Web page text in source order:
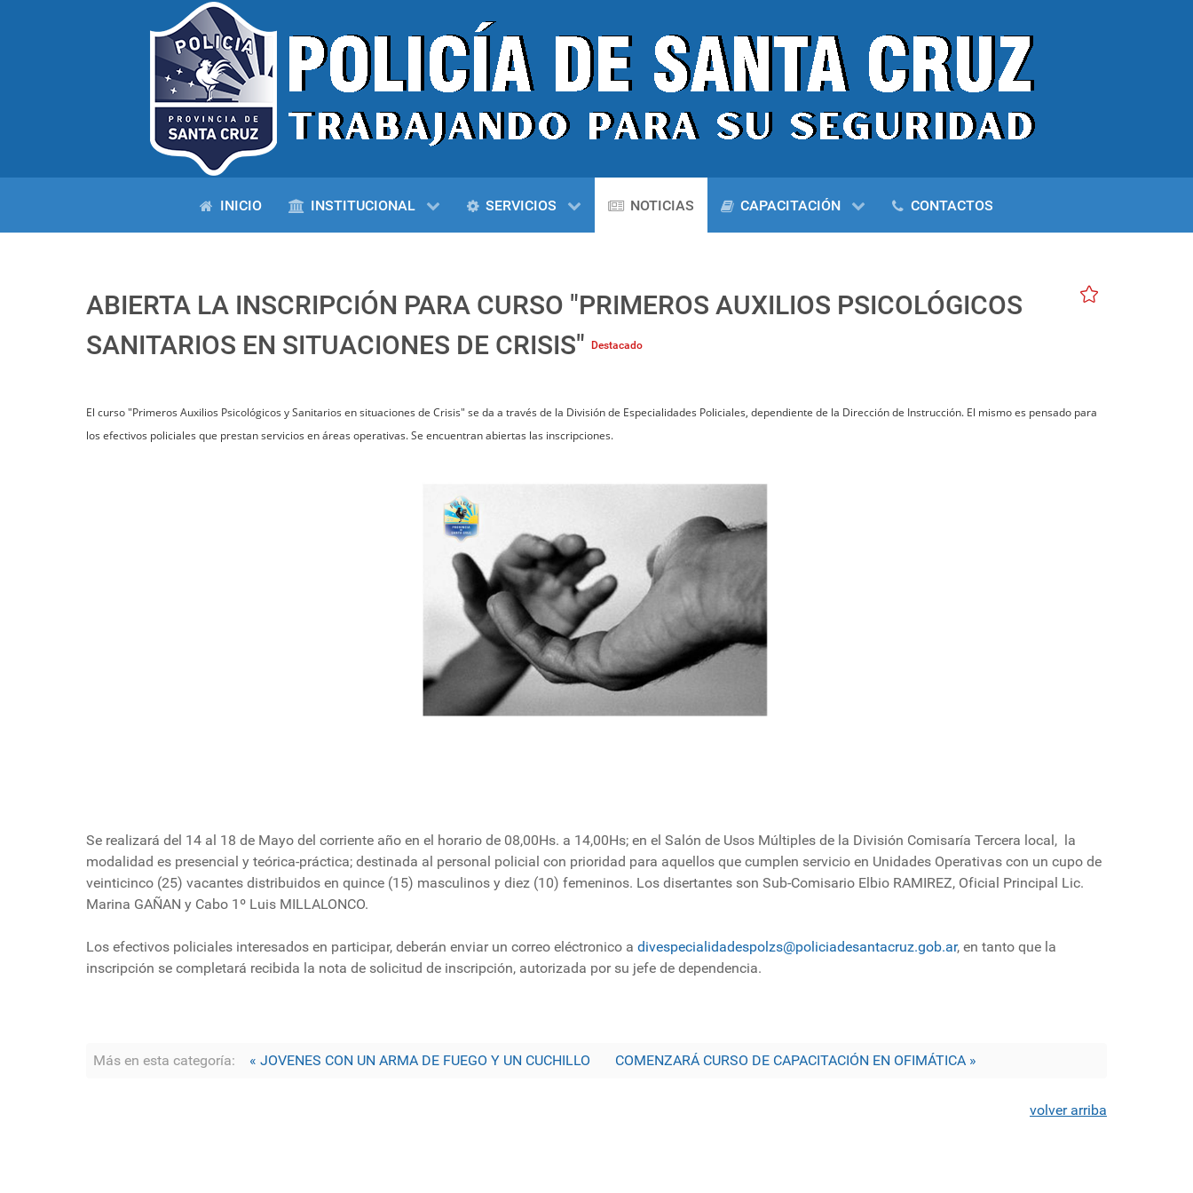
INICIO INSTITUCIONAL SERVICIOS NOTICIAS CAPACITACIÓN CONTACTOS
ABIERTA LA INSCRIPCIÓN PARA CURSO "PRIMEROS AUXILIOS PSICOLÓGICOS
SANITARIOS EN SITUACIONES DE CRISIS"
Destacado
El curso "Primeros Auxilios Psicológicos y Sanitarios en situaciones de Crisis" se da a través de la División de Especialidades Policiales, dependiente de la Dirección de Instrucción. El mismo es pensado para
los efectivos policiales que prestan servicios en áreas operativas. Se encuentran abiertas las inscripciones.
Se realizará del 14 al 18 de Mayo del corriente año en el horario de 08,00Hs. a 14,00Hs; en el Salón de Usos Múltiples de la División Comisaría Tercera local, la
modalidad es presencial y teórica-práctica; destinada al personal policial con prioridad para aquellos que cumplen servicio en Unidades Operativas con un cupo de
veinticinco (25) vacantes distribuidos en quince (15) masculinos y diez (10) femeninos. Los disertantes son Sub-Comisario Elbio RAMIREZ, Oficial Principal Lic.
Marina GAÑAN y Cabo 1º Luis MILLALONCO.
Los efectivos policiales interesados en participar, deberán enviar un correo eléctronico a divespecialidadespolzs@policiadesantacruz.gob.ar, en tanto que la
inscripción se completará recibida la nota de solicitud de inscripción, autorizada por su jefe de dependencia.
Más en esta categoría: « JOVENES CON UN ARMA DE FUEGO Y UN CUCHILLO COMENZARÁ CURSO DE CAPACITACIÓN EN OFIMÁTICA »
volver arriba